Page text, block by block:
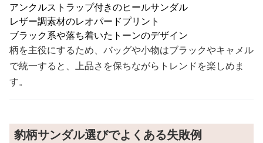
アンクルストラップ付きのヒールサンダル
レザー調素材のレオパードプリント
ブラック系や落ち着いたトーンのデザイン
柄を主役にするため、バッグや小物はブラックやキャメル
で統一すると、上品さを保ちながらトレンドを楽しめま
す。
豹柄サンダル選びでよくある失敗例